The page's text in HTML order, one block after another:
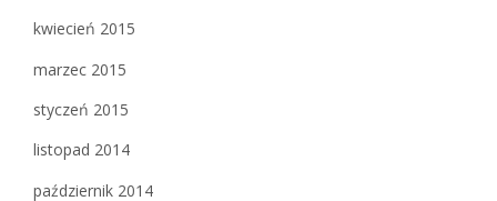
kwiecień 2015
marzec 2015
styczeń 2015
listopad 2014
październik 2014